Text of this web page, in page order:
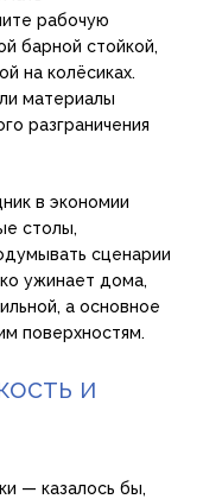
рабочую
барной стойкой,
на колёсиках.
материалы
разграничения
в экономии
столы,
сценарии
ужинает дома,
а основное
поверхностям.
и
— казалось бы,